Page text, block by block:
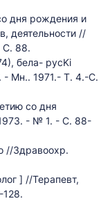
дня рождения и
деятельности //
С. 88.
бела- pycKi
- Мн.. 1971.- Т. 4.-С.
со дня
- № 1. - С. 88-
//Здравоохр.
] //Терапевт,